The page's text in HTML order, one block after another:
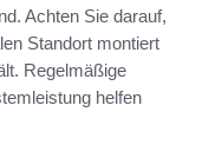
Achten Sie darauf,
Standort montiert
Regelmäßige
helfen